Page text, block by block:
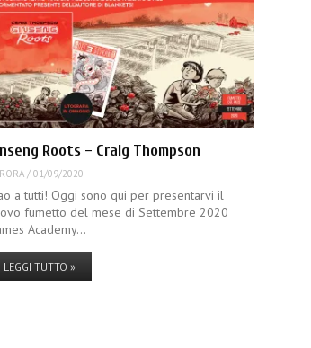
Roots – Craig Thompson
/ 01/09/2020
a tutti! Oggi sono qui per presentarvi il
fumetto del mese di Settembre 2020
Academy…
LEGGI TUTTO »